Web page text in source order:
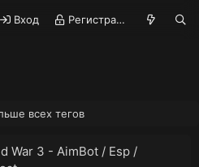
Вход Регистрация
всех тегов
War 3 - AimBot / Esp /